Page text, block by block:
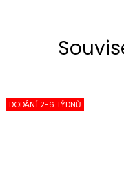
DODÁNÍ 2-6 TÝDNŮ